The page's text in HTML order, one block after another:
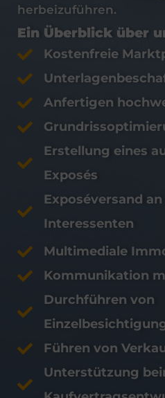
herbeizuführen.
Ein Überblick über
Kostenfreie
Anfertigen
Erstellung eines
Exposés
Exposéversand
Interessenten
Multimediale
Kommunikation
Durchführen von
Führen von
Unterstützung